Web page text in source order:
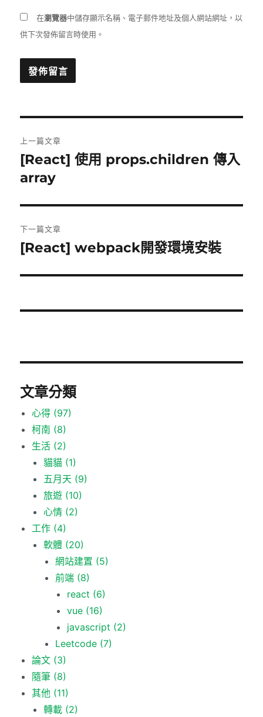
在瀏覽器中儲存顯示名稱、電子郵件地址及個人網站網址，以
供下次發佈留言時使用。
章
導
覽
上一篇文章
上
一
文
章:
[React] 使用 props.children 傳入
array
下一篇文章
下
篇
章:
[React] webpack開發環境安裝
文章分類
心得 (97)
柯南 (8)
生活 (2)
貓貓 (1)
五月天 (9)
旅遊 (10)
心情 (2)
工作 (4)
軟體 (20)
網站建置 (5)
前端 (8)
react (6)
vue (16)
javascript (2)
Leetcode (7)
論文 (3)
隨筆 (8)
其他 (11)
轉載 (2)